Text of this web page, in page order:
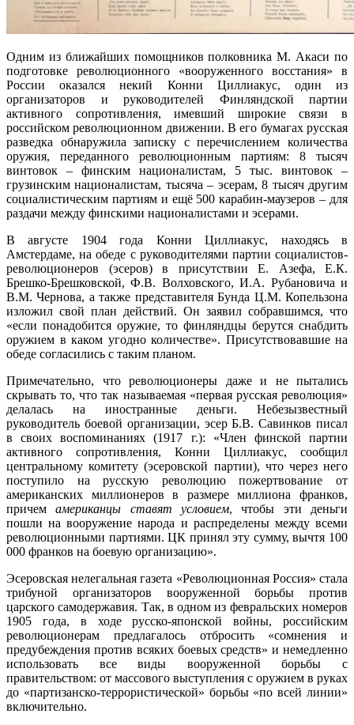
Одним из ближайших помощников полковника М. Акаси по
подготовке революционного «вооруженного восстания» в
России оказался некий Конни Циллиакус, один из
организаторов и руководителей Финляндской партии
активного сопротивления, имевший широкие связи в
российском революционном движении. В его бумагах русская
разведка обнаружила записку с перечислением количества
оружия, переданного революционным партиям: 8 тысяч
винтовок – финским националистам, 5 тыс. винтовок –
грузинским националистам, тысяча – эсерам, 8 тысяч другим
социалистическим партиям и ещё 500 карабин-маузеров – для
раздачи между финскими националистами и эсерами.
В августе 1904 года Конни Циллиакус, находясь в
Амстердаме, на обеде с руководителями партии социалистов-
революционеров (эсеров) в присутствии Е. Азефа, Е.К.
Брешко-Брешковской, Ф.В. Волховского, И.А. Рубановича и
В.М. Чернова, а также представителя Бунда Ц.М. Копельзона
изложил свой план действий. Он заявил собравшимся, что
«если понадобится оружие, то финляндцы берутся снабдить
оружием в каком угодно количестве». Присутствовавшие на
обеде согласились с таким планом.
Примечательно, что революционеры даже и не пытались
скрывать то, что так называемая «первая русская революция»
делалась на иностранные деньги. Небезызвестный
руководитель боевой организации, эсер Б.В. Савинков писал
в своих воспоминаниях (1917 г.): «Член финской партии
активного сопротивления, Конни Циллиакус, сообщил
центральному комитету (эсеровской партии), что через него
поступило на русскую революцию пожертвование от
американских миллионеров в размере миллиона франков,
причемамериканцы ставят условием, чтобы эти деньги
пошли на вооружение народа и распределены между всеми
революционными партиями. ЦК принял эту сумму, вычтя 100
000 франков на боевую организацию».
Эсеровская нелегальная газета «Революционная Россия» стала
трибуной организаторов вооруженной борьбы против
царского самодержавия. Так, в одном из февральских номеров
1905 года, в ходе русско-японской войны, российским
революционерам предлагалось отбросить «сомнения и
предубеждения против всяких боевых средств» и немедленно
использовать все виды вооруженной борьбы с
правительством: от массового выступления с оружием в руках
до «партизанско-террористической» борьбы «по всей линии»
включительно.